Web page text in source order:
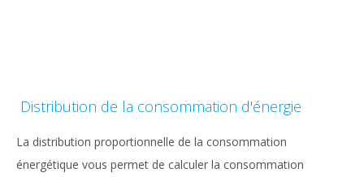
Distribution de la consommation d'énergie
La distribution proportionnelle de la consommation
énergétique vous permet de calculer la consommation